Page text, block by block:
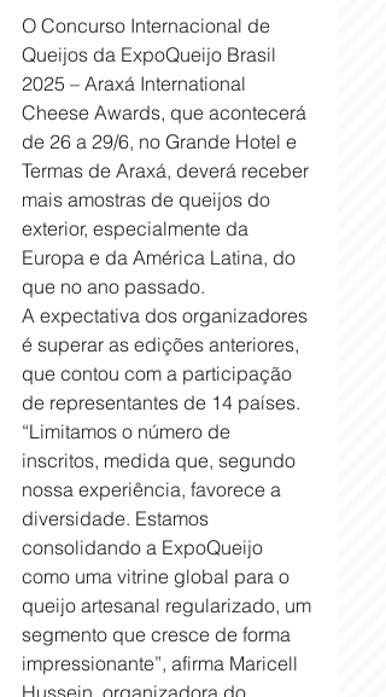
O Concurso Internacional de
Queijos da ExpoQueijo Brasil
2025 – Araxá International
Cheese Awards, que acontecerá
de 26 a 29/6, no Grande Hotel e
Termas de Araxá, deverá receber
mais amostras de queijos do
exterior, especialmente da
Europa e da América Latina, do
que no ano passado.
A expectativa dos organizadores
é superar as edições anteriores,
que contou com a participação
de representantes de 14 países.
“Limitamos o número de
inscritos, medida que, segundo
nossa experiência, favorece a
diversidade. Estamos
consolidando a ExpoQueijo
como uma vitrine global para o
queijo artesanal regularizado, um
segmento que cresce de forma
impressionante”, afirma Maricell
Hussein, organizadora do